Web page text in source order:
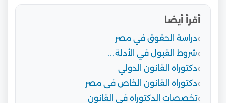
أقرأ أيضا
دراسة الحقوق في مصر
شروط القبول في الأدلة…
دكتوراه القانون الدولي
دكتوراه القانون الخاص فى مصر
تخصصات الدكتوراه في القانون